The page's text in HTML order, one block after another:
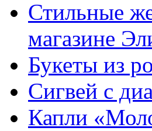
Стильные
магазине
Букеты из
Сигвей с
Капли